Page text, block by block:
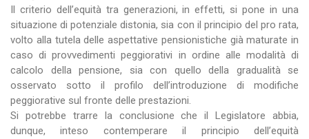
Il criterio dell’equità tra generazioni, in effetti, si pone in una
situazione di potenziale distonia, sia con il principio del pro rata,
volto alla tutela delle aspettative pensionistiche già maturate in
caso di provvedimenti peggiorativi in ordine alle modalità di
calcolo della pensione, sia con quello della gradualità se
osservato sotto il profilo dell’introduzione di modifiche
peggiorative sul fronte delle prestazioni.
Si potrebbe trarre la conclusione che il Legislatore abbia,
dunque, inteso contemperare il principio dell’equità